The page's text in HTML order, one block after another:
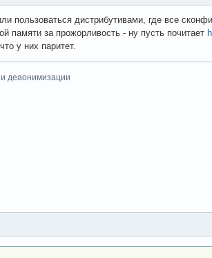
пользоваться дистрибутивами, где все
памяти за прожорливость - ну пусть почитает
у них паритет.
деаонимизации